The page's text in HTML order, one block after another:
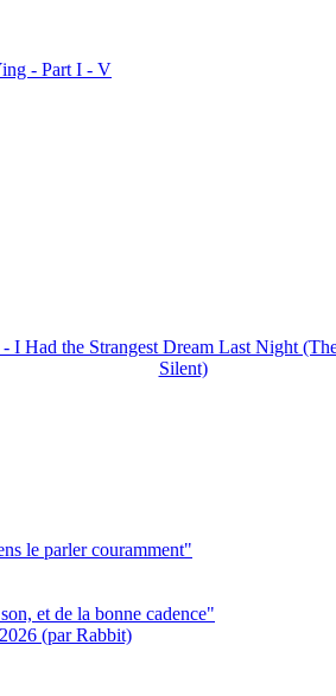
- Part I - V
le parler couramment"
et de la bonne cadence"
(par Rabbit)